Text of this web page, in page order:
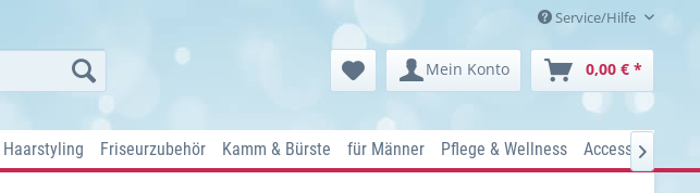
Service/Hilfe
Mein Konto 0,00 € *
Haarstyling Friseurzubehör Kamm & Bürste für Männer Pflege & Wellness Accessoires
